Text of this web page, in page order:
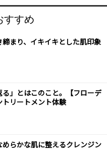
すすめ
締まり、イキイキとした肌印象
る」とはこのこと。【フローデ
トリートメント体験
らかな肌に整えるクレンジン